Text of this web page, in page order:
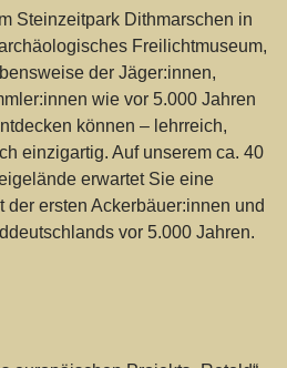
Steinzeitpark Dithmarschen in
Freilichtmuseum,
der Jäger:innen,
wie vor 5.000 Jahren
können – lehrreich,
einzigartig. Auf unserem ca. 40
erwartet Sie eine
der ersten Ackerbäuer:innen und
vor 5.000 Jahren.